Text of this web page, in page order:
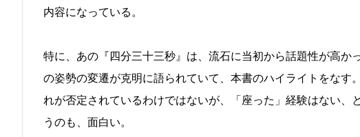
内容になっている。
特に、あの『四分三十三秒』は、流石に当初から話題性が高
の姿勢の変遷が克明に語られていて、本書のハイライトをな
れが否定されているわけではないが、「座った」経験はない
うのも、面白い。